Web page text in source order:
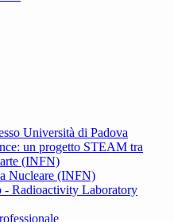
Università di Padova
un progetto STEAM tra
(INFN)
Nucleare (INFN)
- Radioactivity Laboratory